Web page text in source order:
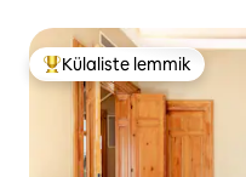
Külaliste suur lemmik
Külaliste lemmik